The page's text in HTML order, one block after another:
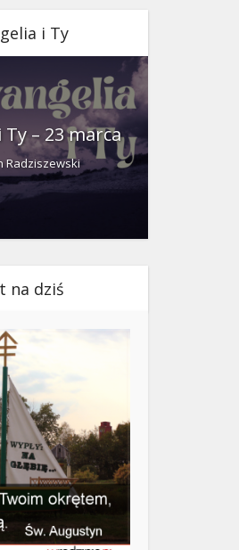
i Ty
Ty – 23 marca
Radziszewski
na dziś